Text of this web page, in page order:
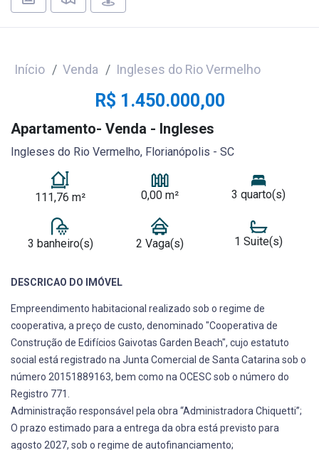
Início Venda Ingleses do Rio Vermelho
R$ 1.450.000,00
Apartamento- Venda - Ingleses
Ingleses do Rio Vermelho, Florianópolis - SC
111,76 m² 0,00 m² 3 quarto(s)
3 banheiro(s) 2 Vaga(s) 1 Suite(s)
DESCRICAO DO IMÓVEL
Empreendimento habitacional realizado sob o regime de
cooperativa, a preço de custo, denominado "Cooperativa de
Construção de Edifícios Gaivotas Garden Beach", cujo estatuto
social está registrado na Junta Comercial de Santa Catarina sob o
número 20151889163, bem como na OCESC sob o número do
Registro 771.
Administração responsável pela obra “Administradora Chiquetti”;
O prazo estimado para a entrega da obra está previsto para
agosto 2027, sob o regime de autofinanciamento;